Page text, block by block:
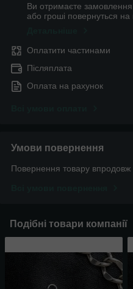
Ви отримаєте замовлення
або гроші повернуться на
Оплатити частинами
Післяплата
Оплата на рахунок
Умови повернення
Повернення товару впродовж
Подібні товари компанії